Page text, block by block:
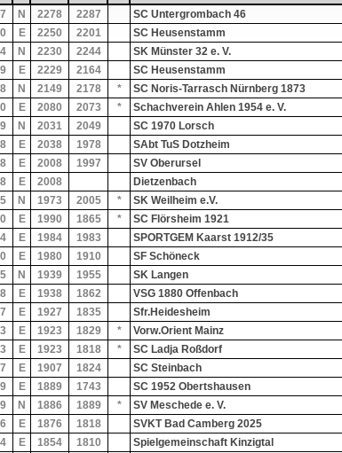
N 2278 2287 SC Untergrombach 46
E 2250 2201 SC Heusenstamm
N 2230 2244 SK Münster 32 e. V.
E 2229 2164 SC Heusenstamm
N 2149 2178 * SC Noris-Tarrasch Nürnberg 1873
E 2080 2073 * Schachverein Ahlen 1954 e. V.
N 2031 2049 SC 1970 Lorsch
E 2038 1978 SAbt TuS Dotzheim
E 2008 1997 SV Oberursel
E 2008 Dietzenbach
N 1973 2005 * SK Weilheim e.V.
E 1990 1865 * SC Flörsheim 1921
E 1984 1983 SPORTGEM Kaarst 1912/35
E 1980 1910 SF Schöneck
N 1939 1955 SK Langen
E 1938 1862 VSG 1880 Offenbach
E 1927 1835 Sfr.Heidesheim
E 1923 1829 * Vorw.Orient Mainz
E 1923 1818 * SC Ladja Roßdorf
E 1907 1824 SC Steinbach
E 1889 1743 SC 1952 Obertshausen
N 1886 1889 * SV Meschede e. V.
E 1876 1818 SVKT Bad Camberg 2025
E 1854 1810 Spielgemeinschaft Kinzigtal